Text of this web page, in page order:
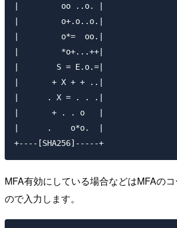
|         oo ..o. |
|         o+.o..o.|
|         o*=  oo.|
|         *o+...++|
|        S = E.o.=|
|       + X + + ..|
|      . X = . . .|
|       + . . o   |
|      .    o*o.  |
MFA有効にしている場合などはMFAの
ので入力します。